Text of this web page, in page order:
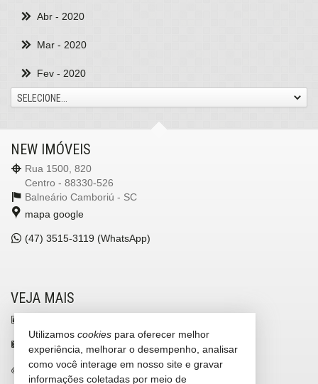
Abr - 2020
Mar - 2020
Fev - 2020
SELECIONE...
NEW IMÓVEIS
Rua 1500, 820
Centro - 88330-526
Balneário Camboriú - SC
mapa google
(47) 3515-3119 (WhatsApp)
VEJA MAIS
contato@newimoveis.net
trabalhe conosco
Utilizamos cookies para oferecer melhor
experiência, melhorar o desempenho, analisar
como você interage em nosso site e gravar
informações coletadas por meio de